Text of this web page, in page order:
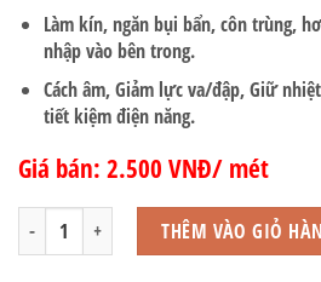
Làm kín, ngăn bụi bẩn, côn trùng,
nhập vào bên trong.
Cách âm, Giảm lực va/đập, Giữ
tiết kiệm điện năng.
Giá bán: 2.500 VNĐ/ mét
Gioăng Xốp – hình chữ V số lượng
THÊM VÀO GIỎ